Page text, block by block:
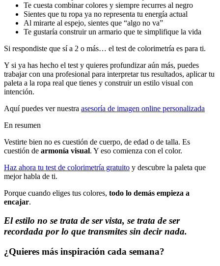
Te cuesta combinar colores y siempre recurres al negro
Sientes que tu ropa ya no representa tu energía actual
Al mirarte al espejo, sientes que “algo no va”
Te gustaría construir un armario que te simplifique la vida
Si respondiste que sí a 2 o más… el test de colorimetría es para ti.
Y si ya has hecho el test y quieres profundizar aún más, puedes
trabajar con una profesional para interpretar tus resultados, aplicar tu
paleta a la ropa real que tienes y construir un estilo visual con
intención.
Aquí puedes ver nuestra asesoría de imagen online personalizada
En resumen
Vestirte bien no es cuestión de cuerpo, de edad o de talla. Es
cuestión de armonía visual. Y eso comienza con el color.
Haz ahora tu test de colorimetría gratuito y descubre la paleta que
mejor habla de ti.
Porque cuando eliges tus colores, todo lo demás empieza a
encajar.
El estilo no se trata de ser vista, se trata de ser
recordada por lo que transmites sin decir nada.
¿Quieres más inspiración cada semana?